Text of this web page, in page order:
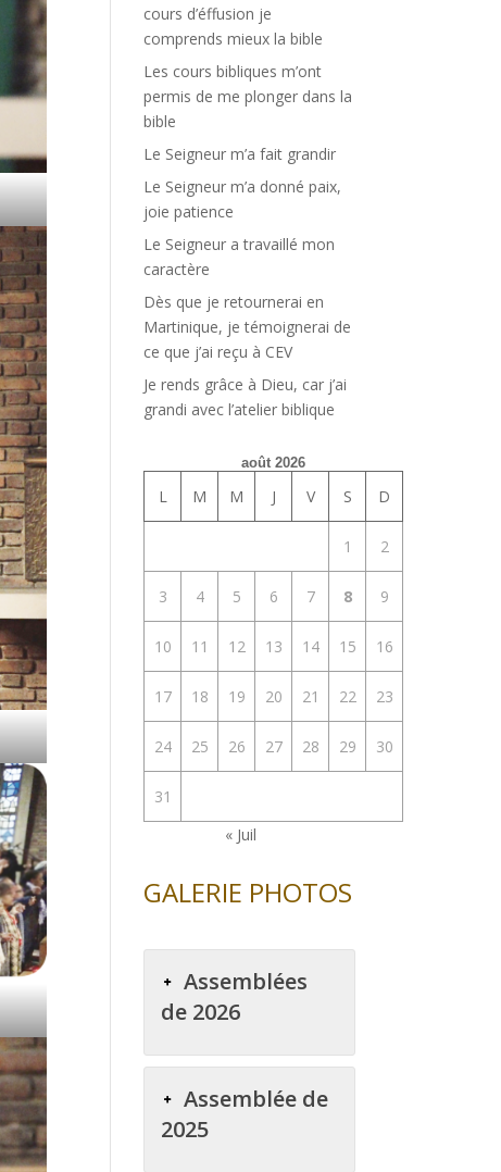
cours d’éffusion je
comprends mieux la bible
Les cours bibliques m’ont
permis de me plonger dans la
bible
Le Seigneur m’a fait grandir
Le Seigneur m’a donné paix,
joie patience
Le Seigneur a travaillé mon
caractère
Dès que je retournerai en
Martinique, je témoignerai de
ce que j’ai reçu à CEV
Je rends grâce à Dieu, car j’ai
grandi avec l’atelier biblique
août 2026
L M M J V S D
1 2
3 4 5 6 7 8 9
10 11 12 13 14 15 16
17 18 19 20 21 22 23
24 25 26 27 28 29 30
31
« Juil
GALERIE PHOTOS
Assemblées
de 2026
Assemblée de
2025